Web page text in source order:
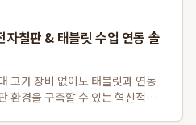
자칠판 & 태블릿 수업 연동 솔
고가 장비 없이도 태블릿과 연동
환경을 구축할 수 있는 혁신적인